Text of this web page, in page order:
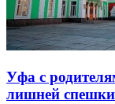
Уфа с
лишней спешки